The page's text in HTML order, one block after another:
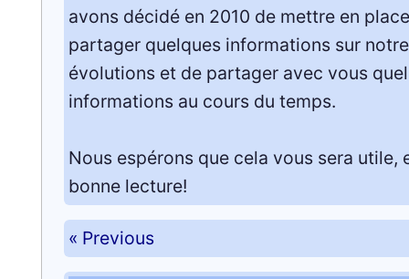
avons décidé en 2010 de mettre en
partager quelques informations sur
évolutions et de partager avec vous
informations au cours du temps.
Nous espérons que cela vous sera utile,
bonne lecture!
« Previous